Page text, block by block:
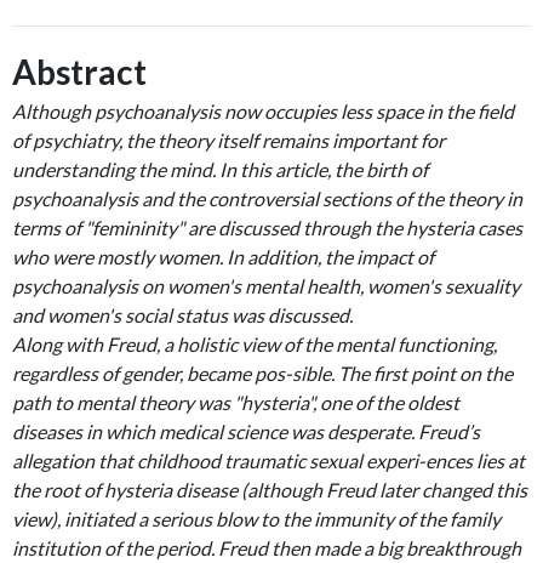
Abstract
Although psychoanalysis now occupies less space in the field
of psychiatry, the theory itself remains important for
understanding the mind. In this article, the birth of
psychoanalysis and the controversial sections of the theory in
terms of "femininity" are discussed through the hysteria cases
who were mostly women. In addition, the impact of
psychoanalysis on women's mental health, women's sexuality
and women's social status was discussed.
Along with Freud, a holistic view of the mental functioning,
regardless of gender, became pos-sible. The first point on the
path to mental theory was "hysteria", one of the oldest
diseases in which medical science was desperate. Freud’s
allegation that childhood traumatic sexual experi-ences lies at
the root of hysteria disease (although Freud later changed this
view), initiated a serious blow to the immunity of the family
institution of the period. Freud then made a big breakthrough